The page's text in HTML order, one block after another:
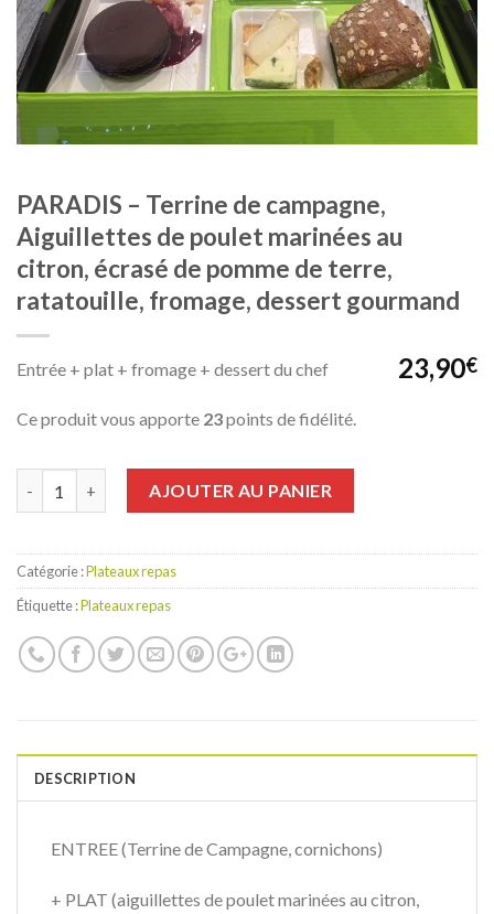
PARADIS – Terrine de campagne,
Aiguillettes de poulet marinées au
citron, écrasé de pomme de terre,
ratatouille, fromage, dessert gourmand
23,90€
Entrée + plat + fromage + dessert du chef
Ce produit vous apporte 23points de fidélité.
AJOUTER AU PANIER
Catégorie :Plateaux repas
Étiquette :Plateaux repas
DESCRIPTION
ENTREE (Terrine de Campagne, cornichons)
+ PLAT (aiguillettes de poulet marinées au citron,